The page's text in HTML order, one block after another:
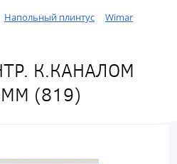
Напольный плинтус
Wimar
К.КАНАЛОМ
(819)